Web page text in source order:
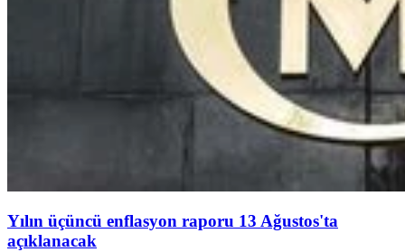
Yılın üçüncü enflasyon raporu 13 Ağustos'ta
açıklanacak